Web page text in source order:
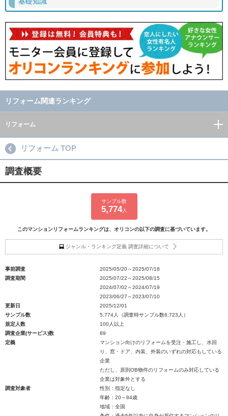
リフォーム関連ランキング
リフォーム
リフォーム TOP
調査概要
サンプル数
5,774人
このマンションリフォームランキングは、オリコンの以下の調査に基づいています。
ジャンル・ランキング定義 調査詳細について
事前調査
2025/05/20～2025/07/18
調査期間
2025/07/22～2025/08/15
2024/07/02～2024/07/19
2023/06/27～2023/07/10
更新日
2025/12/01
サンプル数
5,774人（調査時サンプル数6,723人）
規定人数
100人以上
調査企業(サービス)数
89
定義
マンション向けのリフォームを受注・施工し、水回
り、窓・ドア、内装、外装のいずれの対応もしている
企業
ただし、原則OB物件のリフォームのみ対応している
企業は対象外とする
調査対象者
性別：指定なし
年齢：20～84歳
地域：全国